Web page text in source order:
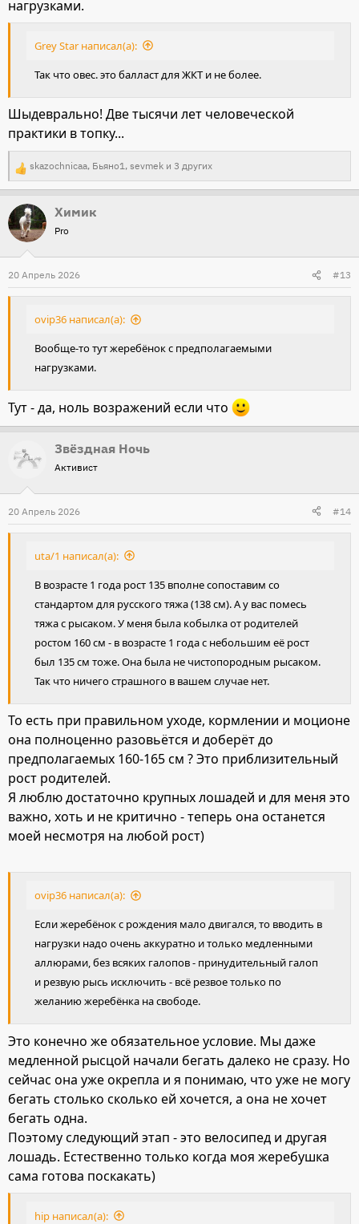
нагрузками.
Grey Star написал(а):
Так что овес. это балласт для ЖКТ и не более.
Шыдеврально! Две тысячи лет человеческой
практики в топку...
Р
е
а
к
и
и
skazochnicaa, Бьяно1, sevmek и 3 других
Химик
Pro
20 Апрель 2026 #13
ovip36 написал(а):
Вообще-то тут жеребёнок с предполагаемыми
нагрузками.
Тут - да, ноль возражений если что
Звёздная Ночь
Активист
20 Апрель 2026 #14
uta/1 написал(а):
В возрасте 1 года рост 135 вполне сопоставим со
стандартом для русского тяжа (138 см). А у вас помесь
тяжа с рысаком. У меня была кобылка от родителей
ростом 160 см - в возрасте 1 года с небольшим её рост
был 135 см тоже. Она была не чистопородным рысаком.
Так что ничего страшного в вашем случае нет.
То есть при правильном уходе, кормлении и моционе
она полноценно разовьётся и доберёт до
предполагаемых 160-165 см ? Это приблизительный
рост родителей.
Я люблю достаточно крупных лошадей и для меня это
важно, хоть и не критично - теперь она останется
моей несмотря на любой рост)
ovip36 написал(а):
Если жеребёнок с рождения мало двигался, то вводить в
нагрузки надо очень аккуратно и только медленными
аллюрами, без всяких галопов - принудительный галоп
и резвую рысь исключить - всё резвое только по
желанию жеребёнка на свободе.
Это конечно же обязательное условие. Мы даже
медленной рысцой начали бегать далеко не сразу. Но
сейчас она уже окрепла и я понимаю, что уже не могу
бегать столько сколько ей хочется, а она не хочет
бегать одна.
Поэтому следующий этап - это велосипед и другая
лошадь. Естественно только когда моя жеребушка
сама готова поскакать)
hip написал(а):